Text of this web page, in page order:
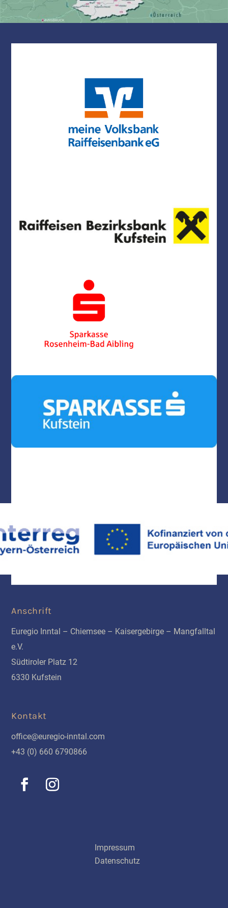
Anschrift
Euregio Inntal – Chiemsee – Kaisergebirge – Mangfalltal
e.V.
Südtiroler Platz 12
6330 Kufstein
Kontakt
office@euregio-inntal.com
+43 (0) 660 6790866
Impressum
Datenschutz